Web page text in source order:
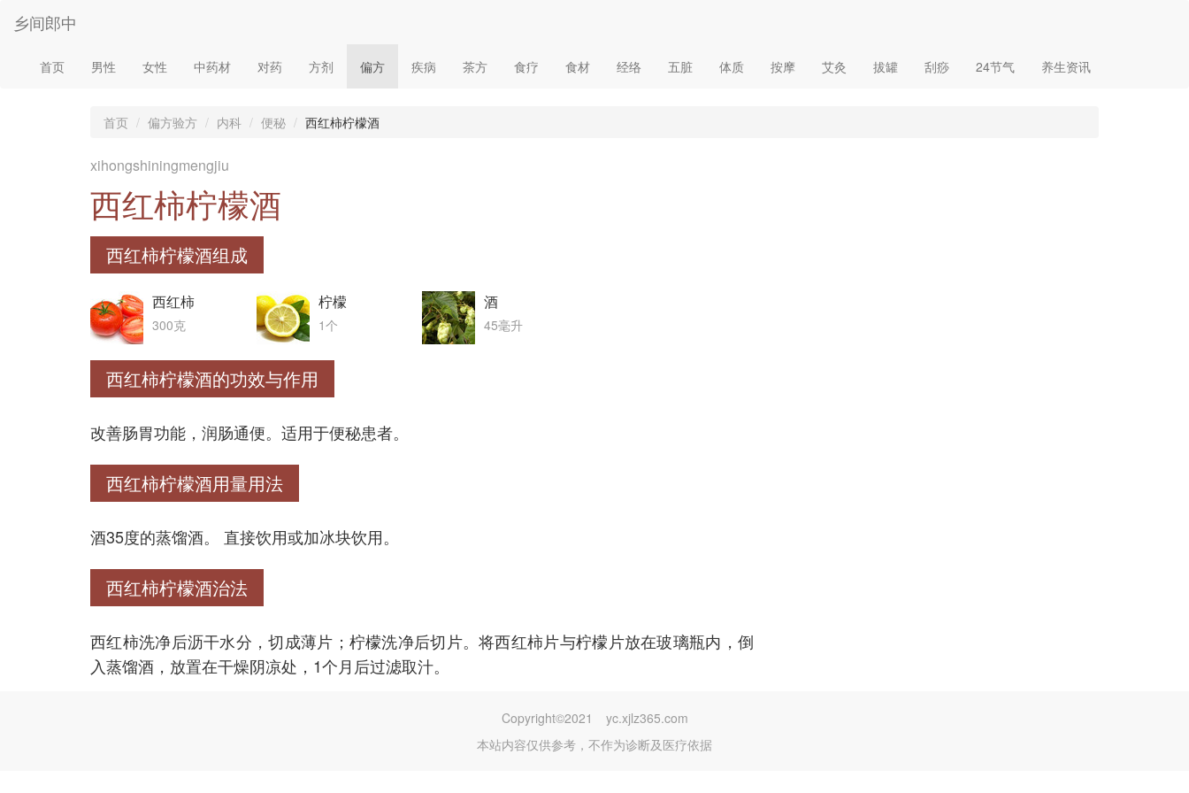
乡间郎中
首页 男性 女性 中药材 对药 方剂 偏方 疾病 茶方 食疗 食材 经络 五脏 体质 按摩 艾灸 拔罐 刮痧 24节气 养生资讯
首页 偏方验方 内科 便秘 西红柿柠檬酒
xihongshiningmengjiu
西红柿柠檬酒
西红柿柠檬酒组成
西红柿
300克
柠檬
1个
酒
45毫升
西红柿柠檬酒的功效与作用
改善肠胃功能，润肠通便。适用于便秘患者。
西红柿柠檬酒用量用法
酒35度的蒸馏酒。 直接饮用或加冰块饮用。
西红柿柠檬酒治法
西红柿洗净后沥干水分，切成薄片；柠檬洗净后切片。将西红柿片与柠檬片放在玻璃瓶内，倒
入蒸馏酒，放置在干燥阴凉处，1个月后过滤取汁。
Copyright©2021
yc.xjlz365.com
本站内容仅供参考，不作为诊断及医疗依据